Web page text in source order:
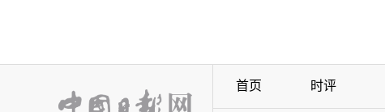
首页 时评